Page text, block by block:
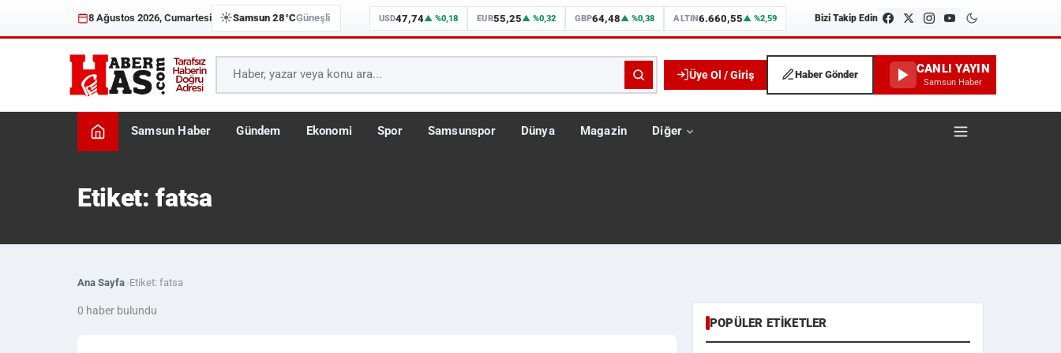
8 Ağustos 2026, Cumartesi ☀️Samsun 28°CGüneşli USD47,74▲ %0,18 EUR55,25▲ %0,32 GBP64,48▲ %0,38 ALTIN6.660,55▲ %2,59 Bizi Takip Edin
Üye Ol / Giriş Haber Gönder CANLI YAYIN
Samsun Haber
Samsun Haber Gündem Ekonomi Spor Samsunspor Dünya Magazin Diğer
Etiket: fatsa
Ana Sayfa Etiket: fatsa
0 haber bulundu
POPÜLER ETIKETLER